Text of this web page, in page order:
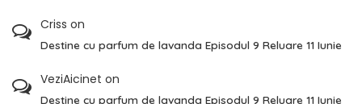
Criss on
Destine cu parfum de lavanda Episodul 9 Reluare 11 Iunie
VeziAicinet on
Destine cu parfum de lavanda Episodul 9 Reluare 11 Iunie